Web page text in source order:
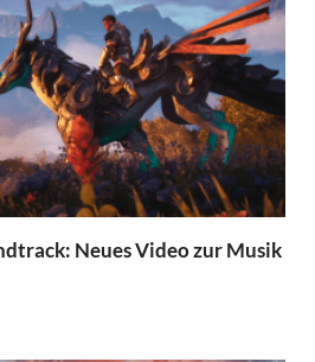
Neues Video zur Musik